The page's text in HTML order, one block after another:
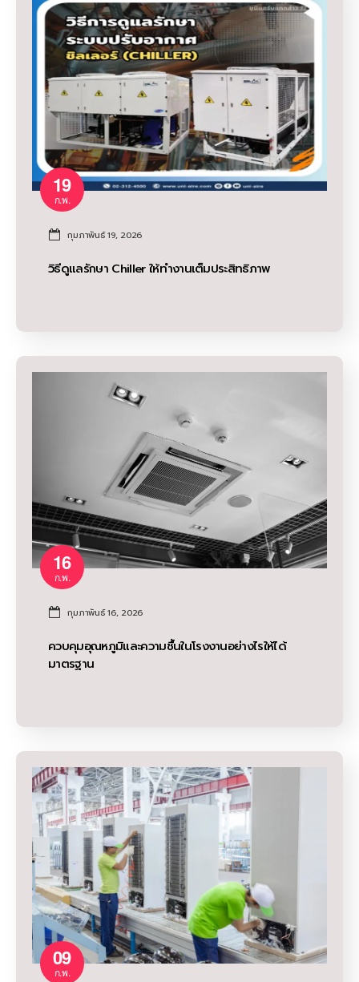
19
ก.พ.
กุมภาพันธ์ 19, 2026
วิธีดูแลรักษา Chiller ให้ทำงานเต็มประสิทธิภาพ
16
ก.พ.
กุมภาพันธ์ 16, 2026
ควบคุมอุณหภูมิและความชื้นในโรงงานอย่างไรให้ได้
มาตรฐาน
09
ก.พ.